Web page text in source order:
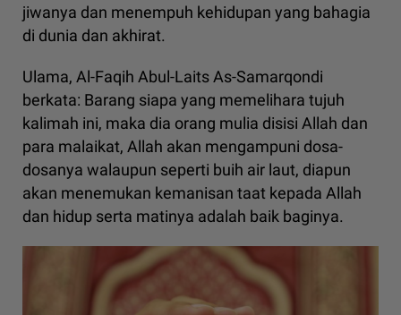
jiwanya dan menempuh kehidupan yang bahagia
di dunia dan akhirat.
Ulama, Al-Faqih Abul-Laits As-Samarqondi
berkata: Barang siapa yang memelihara tujuh
kalimah ini, maka dia orang mulia disisi Allah dan
para malaikat, Allah akan mengampuni dosa-
dosanya walaupun seperti buih air laut, diapun
akan menemukan kemanisan taat kepada Allah
dan hidup serta matinya adalah baik baginya.